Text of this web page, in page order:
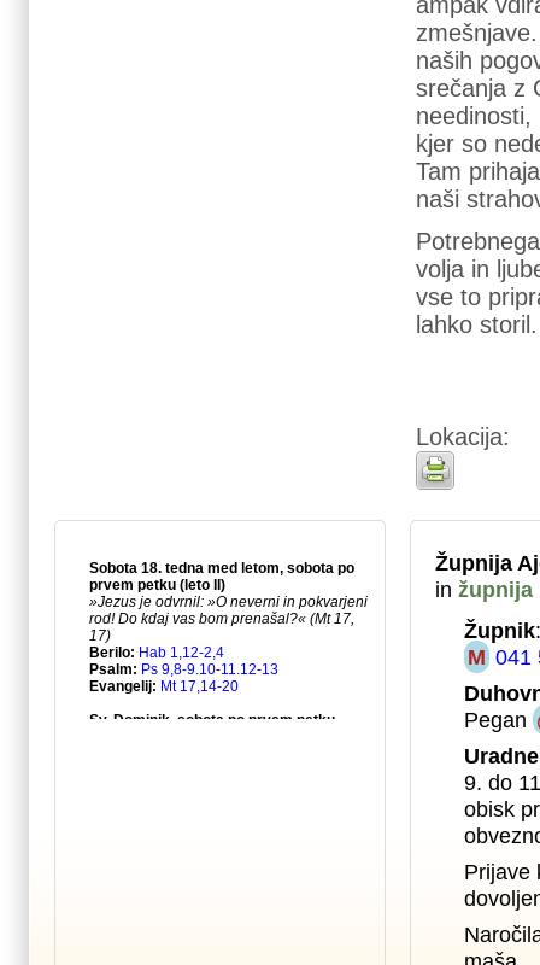
ampak
naših
srečanja z
kjer so
Tam
naši
volja in
vse to
lahko storil.
Lokacija:
Župnija
in župnija
Župnik
M 041
Pegan
9. do
obisk
Prijave